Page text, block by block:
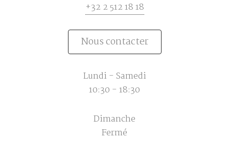
+32 2 512 18 18
Nous contacter
Lundi - Samedi
10:30 - 18:30
Dimanche
Fermé